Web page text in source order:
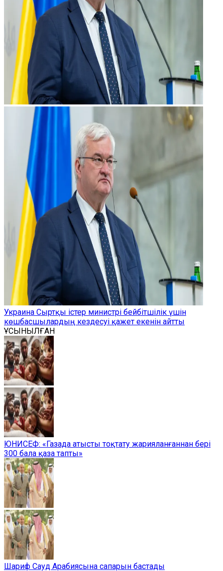
Украина Сыртқы істер министрі бейбітшілік үшін
көшбасшылардың кездесуі қажет екенін айтты
ҰСЫНЫЛҒАН
ЮНИСЕФ: «Газада атысты тоқтату жарияланғаннан бері
300 бала қаза тапты»
Шариф Сауд Арабиясына сапарын бастады